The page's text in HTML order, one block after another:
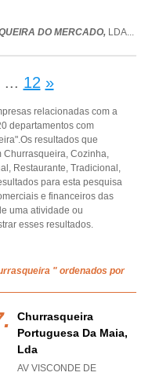
DO MERCADO, LDA...
... 12 »
relacionadas com a
departamentos com
resultados que
Churrasqueira, Cozinha,
Restaurante, Tradicional,
para esta pesquisa
e financeiros das
uma atividade ou
esses resultados.
" ordenados por
Churrasqueira
Portuguesa Da Maia,
Lda
AV VISCONDE DE